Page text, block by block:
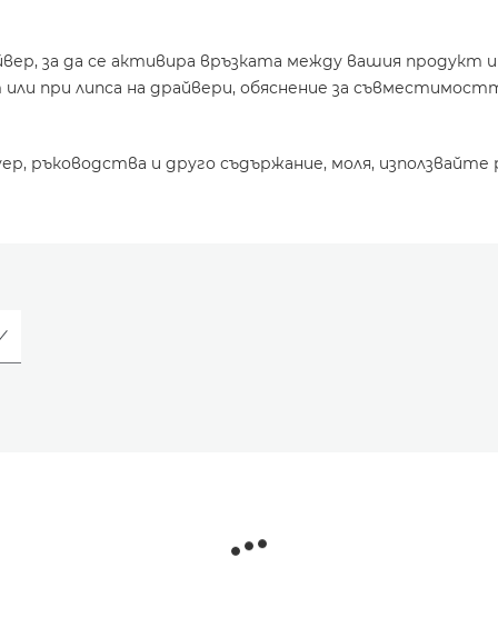
за да се активира връзката между вашия
при липса на драйвери, обяснение за
ръководства и друго съдържание, моля, използвайте